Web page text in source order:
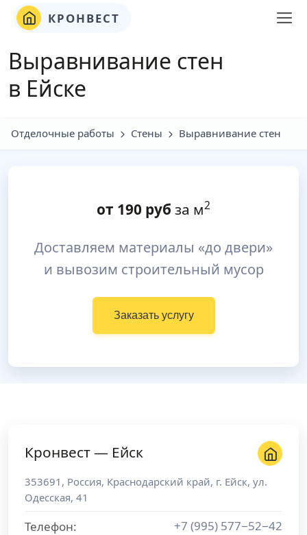
КРОНВЕСТ
Выравнивание стен
в Ейске
Отделочные работы Стены Выравнивание стен
от 190 руб за м2
Доставляем материалы «до двери»
и вывозим строительный мусор
Заказать услугу
Кронвест — Ейск
353691 , Россия, Краснодарский край, г. Ейск, ул.
Одесская, 41
Телефон:
+7 (995) 577−52−42